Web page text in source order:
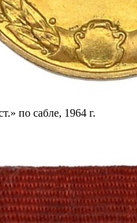
по сабле, 1964 г.